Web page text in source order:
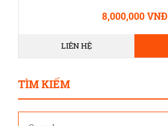
8,000,000 VNĐ
LIÊN HỆ
TÌM KIẾM